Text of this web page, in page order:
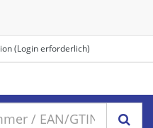
(Login erforderlich)